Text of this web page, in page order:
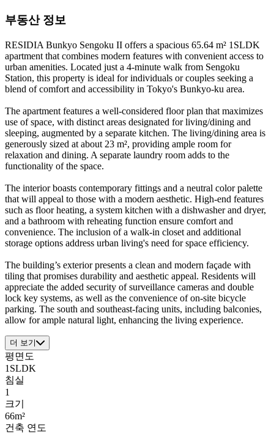
부동산 정보
RESIDIA Bunkyo Sengoku II offers a spacious 65.64 m² 1SLDK
apartment that combines modern features with convenient access to
urban amenities. Located just a 4-minute walk from Sengoku
Station, this property is ideal for individuals or couples seeking a
blend of comfort and accessibility in Tokyo's Bunkyo-ku area.
The apartment features a well-considered floor plan that maximizes
use of space, with distinct areas designated for living/dining and
sleeping, augmented by a separate kitchen. The living/dining area is
generously sized at about 23 m², providing ample room for
relaxation and dining. A separate laundry room adds to the
functionality of the space.
The interior boasts contemporary fittings and a neutral color palette
that will appeal to those with a modern aesthetic. High-end features
such as floor heating, a system kitchen with a dishwasher and dryer,
and a bathroom with reheating function ensure comfort and
convenience. The inclusion of a walk-in closet and additional
storage options address urban living's need for space efficiency.
The building’s exterior presents a clean and modern façade with
tiling that promises durability and aesthetic appeal. Residents will
appreciate the added security of surveillance cameras and double
lock key systems, as well as the convenience of on-site bicycle
parking. The south and southeast-facing units, including balconies,
allow for ample natural light, enhancing the living experience.
더 보기
평면도
1SLDK
침실
1
크기
66m²
건축 연도